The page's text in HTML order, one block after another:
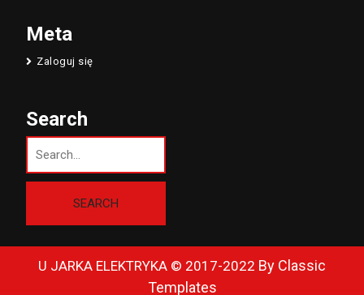
Meta
Zaloguj się
Search
U JARKA ELEKTRYKA © 2017-2022 By Classic
Templates